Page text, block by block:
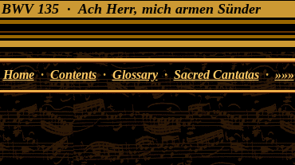
BWV 135 · Ach Herr, mich armen Sünder
Home·Contents·Glossary· Sacred Cantatas·»»»